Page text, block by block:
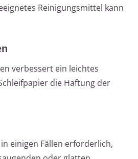
Reinigungsmittel kann
verbessert ein leichtes
die Haftung der
einigen Fällen erforderlich,